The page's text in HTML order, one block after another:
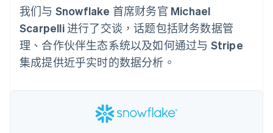
Link
加速结账
Product roadmap
按行业
AI 企业
创作者经济
游戏
媒体与娱乐
非营利组织
专业服务
公共部门
应用程序集成
代码示例
开发者博客
API 状态
Stripe Press
联系
我们与 Snowflake 首席财务官 Michael
Scarpelli 进行了交谈，话题包括财务数据管
理、合作伙伴生态系统以及如何通过与 Stripe
集成提供近乎实时的数据分析。